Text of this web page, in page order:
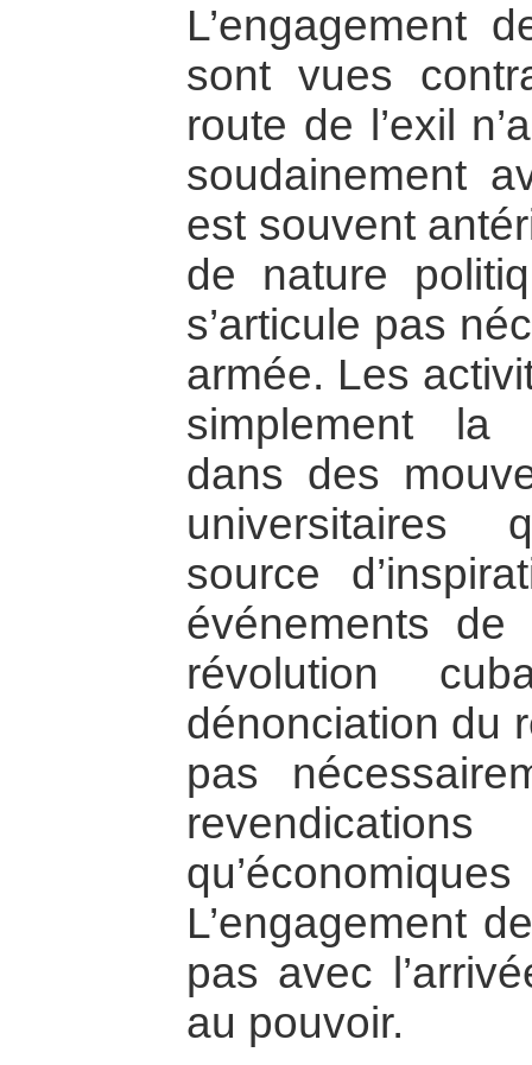
L’engagement
sont vues
route de l’exil
soudainement
est souvent
de nature
s’articule pas
armée. Les
simplement la
dans des
universitaires
source
événements
révolution
dénonciation du
pas
L’engagement
pas avec
au pouvoir.